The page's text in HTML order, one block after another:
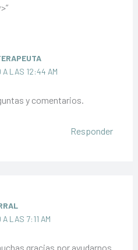
A LAS 12:44 AM
y comentarios.
Responder
LAS 7:11 AM
gracias por ayudarnos